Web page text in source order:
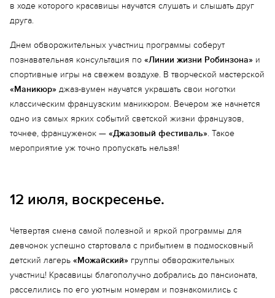
Еще 9 фото
в ходе которого красавицы научатся слушать и слышать друг
друга.
Днем обворожительных участниц программы соберут
познавательная консультация по «Линии жизни Робинзона» и
спортивные игры на свежем воздухе. В творческой мастерской
«Маникюр» джаз-вумен научатся украшать свои ноготки
классическим французским маникюром. Вечером же начнется
одно из самых ярких событий светской жизни французов,
точнее, француженок — «Джазовый фестиваль». Такое
мероприятие уж точно пропускать нельзя!
12 июля, воскресенье.
Четвертая смена самой полезной и яркой программы для
девчонок успешно стартовала с прибытием в подмосковный
детский лагерь «Можайский» группы обворожительных
участниц! Красавицы благополучно добрались до пансионата,
расселились по его уютным номерам и познакомились с